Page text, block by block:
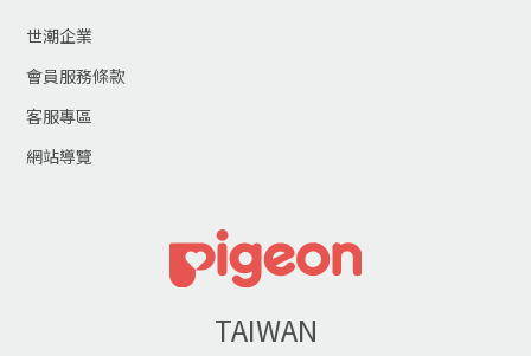
世潮企業
會員服務條款
客服專區
網站導覽
TAIWAN